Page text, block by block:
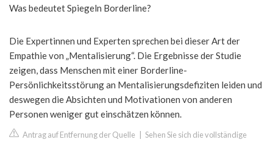
Was bedeutet Spiegeln Borderline?
Die Expertinnen und Experten sprechen bei dieser Art der
Empathie von „Mentalisierung“. Die Ergebnisse der Studie
zeigen, dass Menschen mit einer Borderline-
Persönlichkeitsstörung an Mentalisierungsdefiziten leiden und
deswegen die Absichten und Motivationen von anderen
Personen weniger gut einschätzen können.
Antrag auf Entfernung der Quelle Sehen Sie sich die vollständige